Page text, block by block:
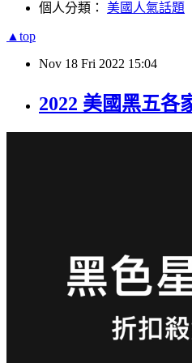
個人分類： 美國人氣話題
▲top
Nov 18 Fri 2022 15:04
2022 美國黑五各